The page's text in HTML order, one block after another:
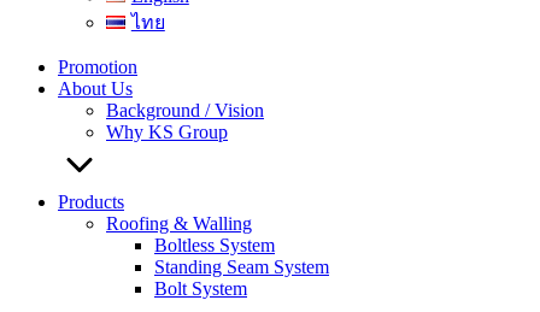
ไทย
Promotion
About Us
Background / Vision
Why KS Group
Products
Roofing & Walling
Boltless System
Standing Seam System
Bolt System